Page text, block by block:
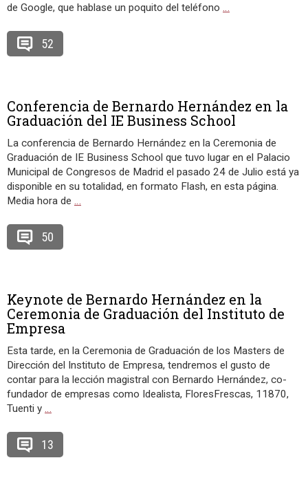
de Google, que hablase un poquito del teléfono …
52
Conferencia de Bernardo Hernández en la
Graduación del IE Business School
La conferencia de Bernardo Hernández en la Ceremonia de
Graduación de IE Business School que tuvo lugar en el Palacio
Municipal de Congresos de Madrid el pasado 24 de Julio está ya
disponible en su totalidad, en formato Flash, en esta página.
Media hora de …
50
Keynote de Bernardo Hernández en la
Ceremonia de Graduación del Instituto de
Empresa
Esta tarde, en la Ceremonia de Graduación de los Masters de
Dirección del Instituto de Empresa, tendremos el gusto de
contar para la lección magistral con Bernardo Hernández, co-
fundador de empresas como Idealista, FloresFrescas, 11870,
Tuenti y …
13